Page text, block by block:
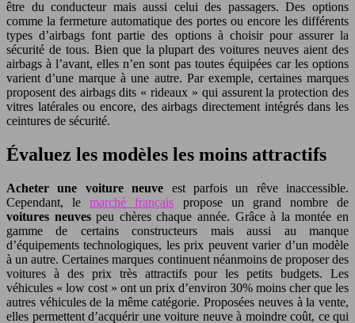
être du conducteur mais aussi celui des passagers. Des options
comme la fermeture automatique des portes ou encore les différents
types d’airbags font partie des options à choisir pour assurer la
sécurité de tous. Bien que la plupart des voitures neuves aient des
airbags à l’avant, elles n’en sont pas toutes équipées car les options
varient d’une marque à une autre. Par exemple, certaines marques
proposent des airbags dits « rideaux » qui assurent la protection des
vitres latérales ou encore, des airbags directement intégrés dans les
ceintures de sécurité.
Évaluez les modèles les moins attractifs
Acheter une voiture neuve est parfois un rêve inaccessible.
Cependant, lemarché français propose un grand nombre de
voitures neuvespeu chères chaque année. Grâce à la montée en
gamme de certains constructeurs mais aussi au manque
d’équipements technologiques, les prix peuvent varier d’un modèle
à un autre. Certaines marques continuent néanmoins de proposer des
voitures à des prix très attractifs pour les petits budgets. Les
véhicules « low cost » ont un prix d’environ 30% moins cher que les
autres véhicules de la même catégorie. Proposées neuves à la vente,
elles permettent d’acquérir une voiture neuve à moindre coût, ce qui